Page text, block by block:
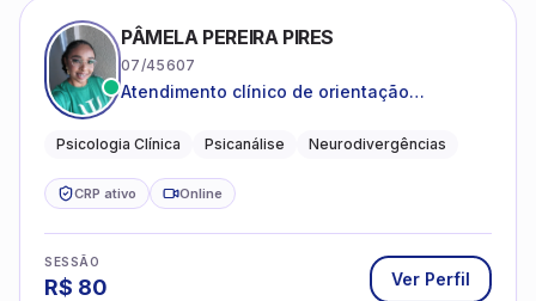
PÂMELA PEREIRA PIRES
07/45607
Atendimento clínico de orientação
crianças neurotípicas
Psicologia Clínica Psicanálise Neurodivergências
CRP ativo Online
SESSÃO
R$ 80 Ver Perfil